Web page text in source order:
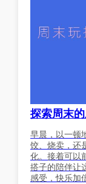
探索周末
早晨，以一顿
饺、烧卖，还
化。接着可以
搭子的陪伴让
感受，快乐加